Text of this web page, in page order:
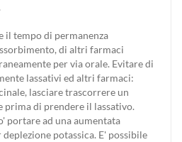
il tempo di permanenza
di altri farmaci
per via orale. Evitare di
lassativi ed altri farmaci:
lasciare trascorrere un
prima di prendere il lassativo.
portare ad una aumentata
potassica. E' possibile